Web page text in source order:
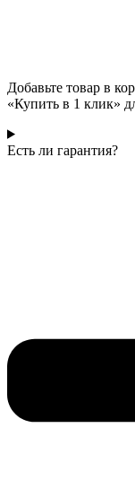
Добавьте товар в
«Купить в 1 клик»
Есть ли гарантия?